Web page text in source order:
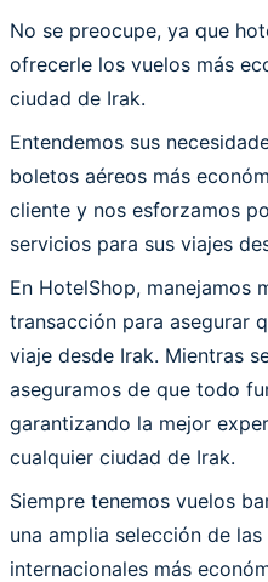
No se preocupe, ya que
ofrecerle los vuelos más
ciudad de Irak.
Entendemos sus
boletos aéreos más
cliente y nos esforzamos
servicios para sus viajes
En HotelShop, manejamos
transacción para asegurar
viaje desde Irak. Mientras
aseguramos de que todo
garantizando la mejor
cualquier ciudad de Irak.
Siempre tenemos vuelos
una amplia selección de
internacionales más